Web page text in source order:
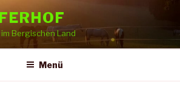
Bergischen Land
Menü